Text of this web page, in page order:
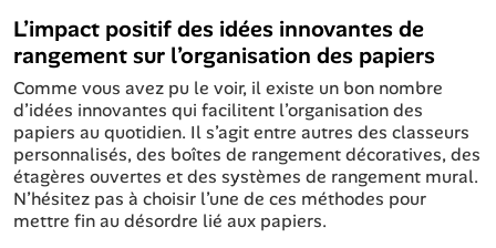
L’impact positif des idées innovantes de
rangement sur l’organisation des papiers
Comme vous avez pu le voir, il existe un bon nombre
d’idées innovantes qui facilitent l’organisation des
papiers au quotidien. Il s’agit entre autres des classeurs
personnalisés, des boîtes de rangement décoratives, des
étagères ouvertes et des systèmes de rangement mural.
N’hésitez pas à choisir l’une de ces méthodes pour
mettre fin au désordre lié aux papiers.